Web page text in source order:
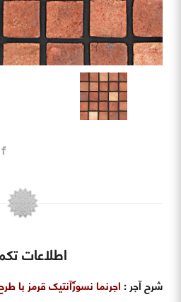
اطلاعات
شرح آجر:اجرنما نسوزآنتیک قرمز با